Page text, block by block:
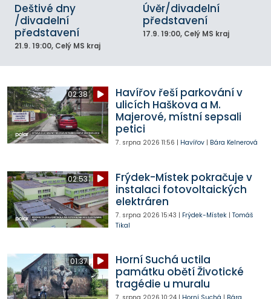
Deštivé dny
/divadelní
představení
21.9. 19:00, Celý MS kraj
Úvěr/divadelní
představení
17.9. 19:00, Celý MS kraj
02:38
Havířov řeší parkování v
ulicích Haškova a M.
Majerové, místní sepsali
petici
7. srpna 2026 11:56 | Havířov| Bára Kelnerová
02:53
Frýdek-Místek pokračuje v
instalaci fotovoltaických
elektráren
7. srpna 2026 15:43 | Frýdek-Místek| Tomáš
Tikal
01:37
Horní Suchá uctila
památku obětí Životické
tragédie u muralu